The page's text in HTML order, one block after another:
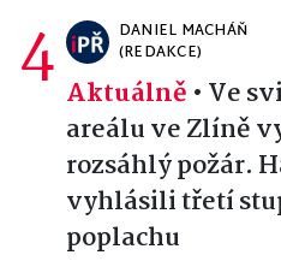
4
DANIEL MACHÁŇ
(REDAKCE)
Aktuálně • Ve
areálu ve Zlíně
rozsáhlý požár.
vyhlásili třetí
poplachu